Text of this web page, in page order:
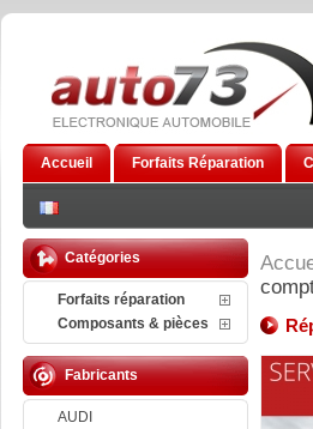
Accueil Forfaits Réparation
Catégories
Forfaits réparation
Composants & pièces
Fabricants
AUDI